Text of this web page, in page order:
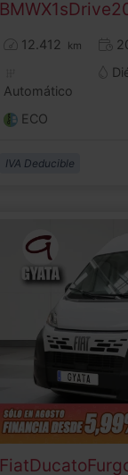
BMWX1
12.412 km
Automático
ECO
IVA Deducible
FiatDucato